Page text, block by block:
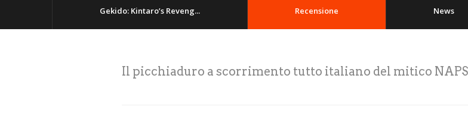
Gekido: Kintaro’s Reveng... Recensione News
Il picchiaduro a scorrimento tutto italiano del mitico NAPS